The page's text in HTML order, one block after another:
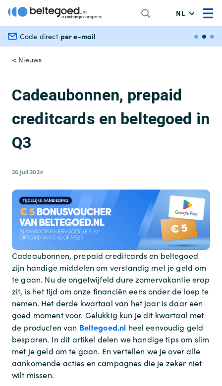
NL
Code direct per e-mail
< Nieuws
Cadeaubonnen, prepaid
creditcards en beltegoed in
Q3
26 juli 2024
Cadeaubonnen, prepaid creditcards en beltegoed
zijn handige middelen om verstandig met je geld om
te gaan. Nu de ongetwijfeld dure zomervakantie erop
zit, is het tijd om onze financiën eens onder de loep te
nemen. Het derde kwartaal van het jaar is daar een
goed moment voor. Gelukkig kun je dit kwartaal met
de producten van Beltegoed.nl heel eenvoudig geld
besparen. In dit artikel delen we handige tips om slim
met je geld om te gaan. En vertellen we je over alle
aankomende acties en campagnes die je zeker niet
wilt missen.